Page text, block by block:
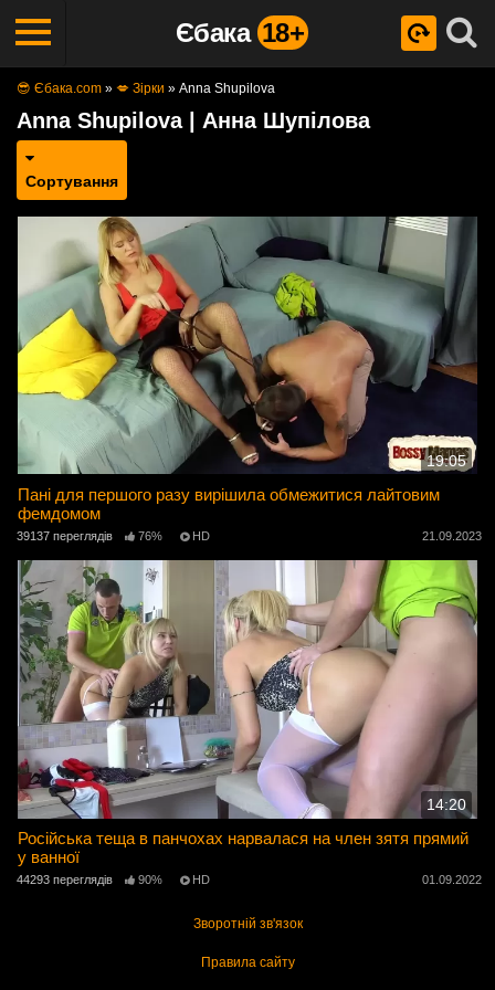
Єбака 18+
😎 Єбака.com » 💋 Зірки » Anna Shupilova
Anna Shupilova | Анна Шупілова
Сортування
19:05
Пані для першого разу вирішила обмежитися лайтовим
фемдомом
39137 переглядів 76% HD 21.09.2023
14:20
Російська теща в панчохах нарвалася на член зятя прямий
у ванної
44293 переглядів 90% HD 01.09.2022
Зворотній зв'язок
Правила сайту